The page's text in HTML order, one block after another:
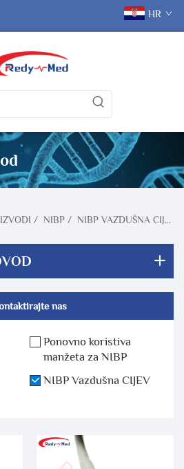
HR
/ NIBP / NIBP VAZDUŠNA CIJEV
nas
Ponovno koristiva
manžeta za NIBP
NIBP Vazdušna CIJEV